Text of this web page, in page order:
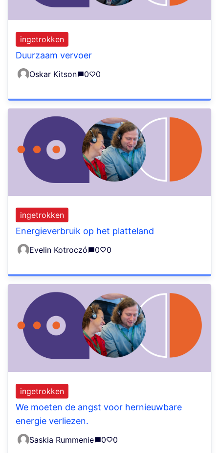
Duurzaam vervoer
ingetrokken
Oskar Kitson 0 0
Energieverbruik op het platteland
ingetrokken
Evelin Kotroczó 0 0
We moeten de angst voor hernieuwbare
energie verliezen.
ingetrokken
Saskia Rummenie 0 0